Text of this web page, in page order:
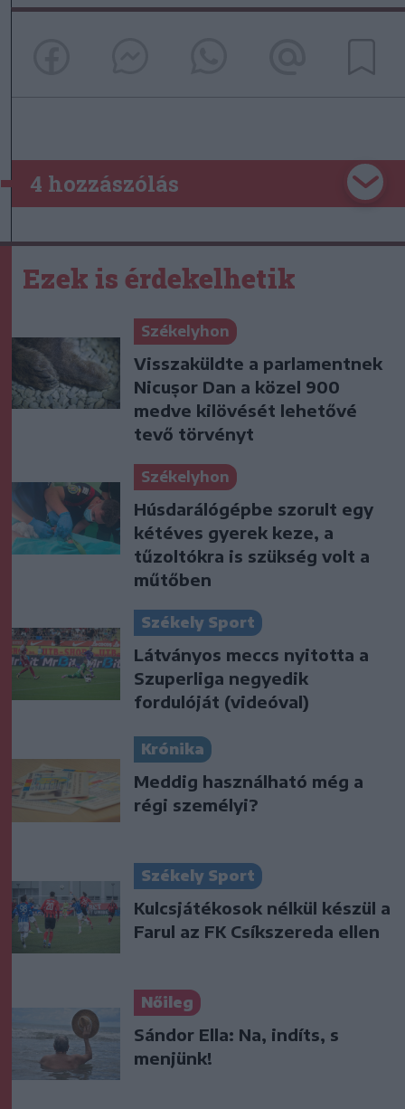
4 hozzászólás
Ezek is érdekelhetik
Székelyhon
Visszaküldte a parlamentnek
Nicușor Dan a közel 900
medve kilövését lehetővé
tevő törvényt
Székelyhon
Húsdarálógépbe szorult egy
kétéves gyerek keze, a
tűzoltókra is szükség volt a
műtőben
Székely Sport
Látványos meccs nyitotta a
Szuperliga negyedik
fordulóját (videóval)
Krónika
Meddig használható még a
régi személyi?
Székely Sport
Kulcsjátékosok nélkül készül a
Farul az FK Csíkszereda ellen
Nőileg
Sándor Ella: Na, indíts, s
menjünk!